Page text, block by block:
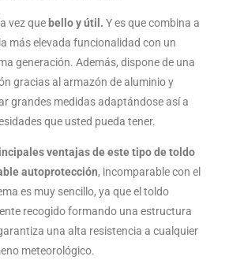
vez que bello y útil. Y es que combina a
más elevada funcionalidad con un
generación. Además, dispone de una
gracias al armazón de aluminio y
grandes medidas adaptándose así a
que usted pueda tener.
ventajas de este tipo de toldo
autoprotección, incomparable con el
es muy sencillo, ya que el toldo
recogido formando una estructura
una alta resistencia a cualquier
meteorológico.